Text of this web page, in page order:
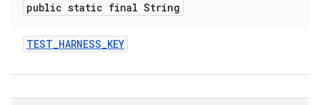
public static final String
TEST_HARNESS_KEY